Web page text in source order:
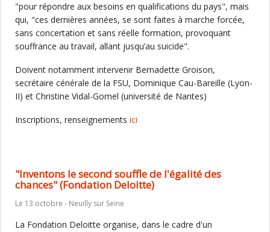
"pour répondre aux besoins en qualifications du pays", mais
qui, "ces dernières années, se sont faites à marche forcée,
sans concertation et sans réelle formation, provoquant
souffrance au travail, allant jusqu’au suicide".
Doivent notamment intervenir Bernadette Groison,
secrétaire cénérale de la FSU, Dominique Cau-Bareille (Lyon-
II) et Christine Vidal-Gomel (université de Nantes)
Inscriptions, renseignements ici
"Inventons le second souffle de l'égalité des
chances" (Fondation Deloitte)
Le 13 octobre - Neuilly sur Seine
La Fondation Deloitte organise, dans le cadre d'un